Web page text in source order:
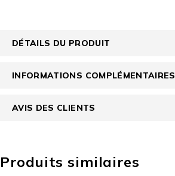
DÉTAILS DU PRODUIT
INFORMATIONS COMPLÉMENTAIRES
AVIS DES CLIENTS
Produits similaires